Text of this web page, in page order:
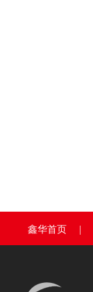
鑫华首页